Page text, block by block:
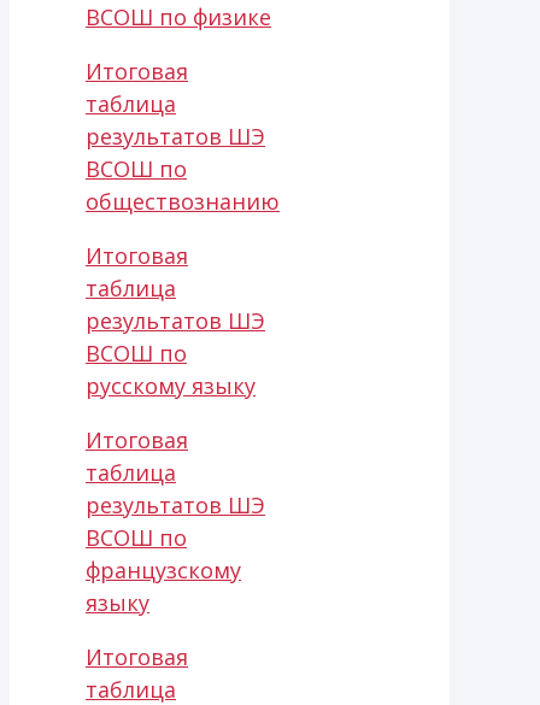
ВСОШ по физике
Итоговая
таблица
результатов ШЭ
ВСОШ по
обществознанию
Итоговая
таблица
результатов ШЭ
ВСОШ по
русскому языку
Итоговая
таблица
результатов ШЭ
ВСОШ по
французскому
языку
Итоговая
таблица